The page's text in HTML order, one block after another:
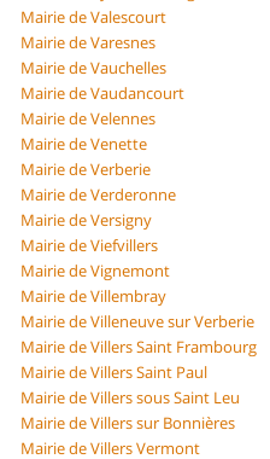
Mairie de Valescourt
Mairie de Varesnes
Mairie de Vauchelles
Mairie de Vaudancourt
Mairie de Velennes
Mairie de Venette
Mairie de Verberie
Mairie de Verderonne
Mairie de Versigny
Mairie de Viefvillers
Mairie de Vignemont
Mairie de Villembray
Mairie de Villeneuve sur Verberie
Mairie de Villers Saint Frambourg
Mairie de Villers Saint Paul
Mairie de Villers sous Saint Leu
Mairie de Villers sur Bonnières
Mairie de Villers Vermont